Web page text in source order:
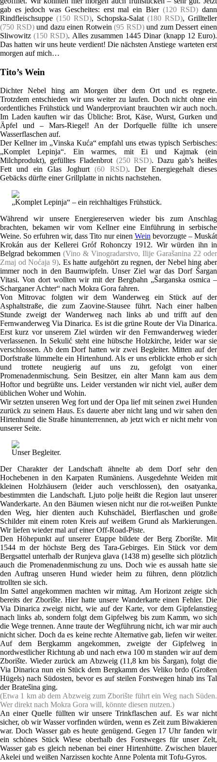
gab es jedoch was Gescheites: erst mal ein Bier (120 RSD) dann
Rindfleischsuppe (150 RSD), Schopska-Salat (180 RSD), Grillteller
(750 RSD)und dazu einen Rotwein(95 RSD)und zum Dessert einen
Sliwowitz(150 RSD). Alles zusammen 1445 Dinar (knapp 12 Euro).
Das hatten wir uns heute verdient! Die nächsten Anstiege warteten erst
morgen auf mich…
Tito’s Wein
Dichter Nebel hing am Morgen über dem Ort und es regnete.
Trotzdem entschieden wir uns weiter zu laufen. Doch nicht ohne ein
ordentliches Frühstück und Wanderproviant brauchten wir auch noch.
Im Laden kauften wir das Übliche: Brot, Käse, Wurst, Gurken und
Äpfel und – Mars-Riegel! An der Dorfquelle füllte ich unsere
Wasserflaschen auf.
Der Kellner im „Vinska Kuća“ empfahl uns etwas typisch Serbisches:
„Komplet Lepinja“. Ein warmes, mit Ei und Kajmak (ein
Milchprodukt), gefülltes Fladenbrot (250 RSD). Dazu gab’s heißes
Fett und ein Glas Joghurt(60 RSD). Der Energiegehalt dieses
Gebäcks dürfte einer Grillplatte in nichts nachstehen.
„Komplet Lepinja“ – ein reichhaltiges Frühstück.
Während wir unsere Energiereserven wieder bis zum Anschlag
brachten, bekamen wir vom Kellner eine Einführung in serbische
Weine. So erfuhren wir, dass Tito nur einen Weinbevorzugte – Muskát
Krokán aus der Kellerei Gróf Rohonczy 1912. Wir würden ihn in
Belgrad bekommen (Vino & Vinogradarstvo, Ilije Garašanina 22 oder
Zmaj od Noćaja 9). Es hatte aufgehört zu regnen, der Nebel hing aber
immer noch in den Baumwipfeln. Unser Ziel war das Dorf Šargan
Vitasi. Von dort wollten wir mit der Bergbahn „Šarganska osmica –
Scharganer Achter“ nach Mokra Gora fahren.
Von Mitrovac folgten wir dem Wanderweg ein Stück auf der
Asphaltstraße, die zum Zaovine-Stausee führt. Nach einer halben
Stunde zweigt der Wanderweg nach links ab und trifft auf den
Fernwanderweg Via Dinarica. Es ist die grüne Route der Via Dinarica.
Erst kurz vor unserem Ziel würden wir den Fernwanderweg wieder
verlassenen. In Sekulić steht eine hübsche Holzkirche, leider war sie
verschlossen. Ab dem Dorf hatten wir zwei Begleiter. Mitten auf der
Dorfstraße lümmelte ein Hirtenhund. Als er uns erblickte erhob er sich
und trottete neugierig auf uns zu, gefolgt von einer
Promenadenmischung. Sein Besitzer, ein alter Mann kam aus dem
Hoftor und begrüßte uns. Leider verstanden wir nicht viel, außer dem
üblichen Woher und Wohin.
Wir setzten unseren Weg fort und der Opa lief mit seinen zwei Hunden
zurück zu seinem Haus. Es dauerte aber nicht lang und wir sahen den
Hirtenhund die Straße hinunterrennen, ab jetzt wich er nicht mehr von
unserer Seite.
Unser Begleiter.
Der Charakter der Landschaft ähnelte ab dem Dorf sehr den
Hochebenen in den Karpaten Rumäniens. Ausgedehnte Weiden mit
kleinen Holzhäusern (leider auch verschlossen), den osatyanka,
bestimmten die Landschaft. Ljuto polje heißt die Region laut unserer
Wanderkarte. An den Bäumen wiesen nicht nur die rot-weißen Punkte
den Weg, hier dienten auch Kuhschädel, Bierflaschen und große
Schilder mit einem roten Kreis auf weißem Grund als Markierungen.
Wir liefen wieder mal auf einer Off-Road-Piste.
Den Höhepunkt auf unserer Etappe bildete der Berg Zborište. Mit
1544 m der höchste Berg des Tara-Gebirges. Ein Stück vor dem
Bergsattel unterhalb der Runjeva glava (1438 m) gesellte sich plötzlich
auch die Promenadenmischung zu uns. Doch wie es aussah hatte sie
den Auftrag unseren Hund wieder heim zu führen, denn plötzlich
trollten sie sich.
Im Sattel angekommen machten wir mittag. Am Horizont zeigte sich
bereits der Zborište. Hier hatte unsere Wanderkarte einen Fehler. Die
Via Dinarica zweigt nicht, wie auf der Karte, vor dem Gipfelanstieg
nach links ab, sondern folgt dem Gipfelweg bis zum Kamm, wo sich
die Wege trennen. Anne traute der Wegführung nicht, ich war mir auch
nicht sicher. Doch da es keine rechte Alternative gab, liefen wir weiter.
Auf dem Bergkamm angekommen, zweigte der Gipfelweg in
nordwestlicher Richtung ab und nach etwa 100 m standen wir auf dem
Zborište. Wieder zurück am Abzweig (11,8 km bis Šargan), folgt die
Via Dinarica nun ein Stück dem Bergkamm des Veliko brdo (Großen
Hügels) nach Südosten, bevor es auf steilen Forstwegen hinab ins Tal
der Bratešina ging.
(Etwa 1 km ab dem Abzweig zum Zborište führt ein Weg nach Süden.
Wer direkt nach Mokra Gora will, könnte diesen nutzen.)
An einer Quelle füllten wir unsere Trinkflaschen auf. Es war nicht
sicher, ob wir Wasser vorfinden würden, wenn es Zeit zum Biwakieren
war. Doch Wasser gab es heute genügend. Gegen 17 Uhr fanden wir
ein schönes Stück Wiese oberhalb des Forstweges für unser Zelt,
Wasser gab es gleich nebenan bei einer Hirtenhütte. Zwischen blauer
Akelei und weißen Narzissen kochte Anne Polenta mit Tofu-Gyros.